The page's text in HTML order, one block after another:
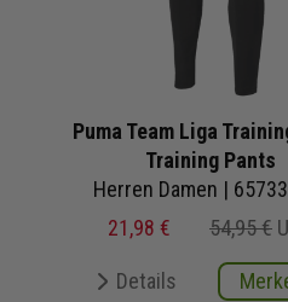
Puma Team Liga
Training Pants
Herren Damen |
21,98 €
54,95 €
Details